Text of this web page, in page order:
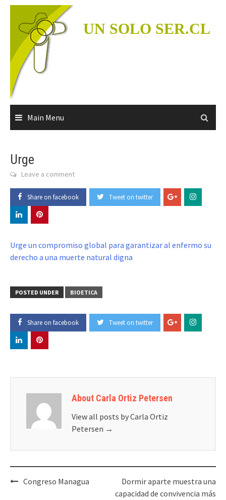
Skip
content
UN SOLO SER.CL
Main Menu
Urge
Leave a comment
Share on facebook Tweet on twitter
Urge un compromiso global para garantizar al enfermo su
derecho a una muerte natural digna
POSTED UNDER BIOETICA
Share on facebook Tweet on twitter
About Carla Ortiz Petersen
View all posts by Carla Ortiz
Petersen →
PostCongreso Managua
Dormir aparte muestra una
capacidad de convivencia más